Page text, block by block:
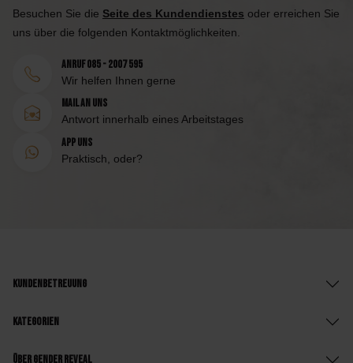
Besuchen Sie die Seite des Kundendienstes oder erreichen Sie
uns über die folgenden Kontaktmöglichkeiten.
Anruf 085 - 2007 595
Wir helfen Ihnen gerne
Mail an uns
Antwort innerhalb eines Arbeitstages
App uns
Praktisch, oder?
Kundenbetreuung
Kategorien
Über Gender Reveal